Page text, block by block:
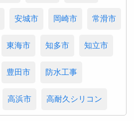
安城市 岡崎市 常滑市
東海市 知多市 知立市
豊田市 防水工事
高浜市 高耐久シリコン